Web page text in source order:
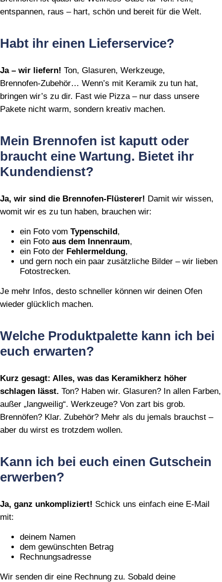
entspannen, raus – hart, schön und bereit für die Welt.
Habt ihr einen Lieferservice?
Ja – wir liefern! Ton, Glasuren, Werkzeuge,
Brennofen‑Zubehör… Wenn’s mit Keramik zu tun hat,
bringen wir’s zu dir. Fast wie Pizza – nur dass unsere
Pakete nicht warm, sondern kreativ machen.
Mein Brennofen ist kaputt oder
braucht eine Wartung. Bietet ihr
Kundendienst?
Ja, wir sind die Brennofen‑Flüsterer! Damit wir wissen,
womit wir es zu tun haben, brauchen wir:
ein Foto vom Typenschild,
ein Foto aus dem Innenraum,
ein Foto der Fehlermeldung,
und gern noch ein paar zusätzliche Bilder – wir lieben
Fotostrecken.
Je mehr Infos, desto schneller können wir deinen Ofen
wieder glücklich machen.
Welche Produktpalette kann ich bei
euch erwarten?
Kurz gesagt: Alles, was das Keramikherz höher
schlagen lässt. Ton? Haben wir. Glasuren? In allen Farben,
außer „langweilig“. Werkzeuge? Von zart bis grob.
Brennöfen? Klar. Zubehör? Mehr als du jemals brauchst –
aber du wirst es trotzdem wollen.
Kann ich bei euch einen Gutschein
erwerben?
Ja, ganz unkompliziert! Schick uns einfach eine E‑Mail
mit:
deinem Namen
dem gewünschten Betrag
Rechnungsadresse
Wir senden dir eine Rechnung zu. Sobald deine